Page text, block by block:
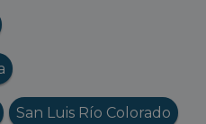
San Luis Río Colorado